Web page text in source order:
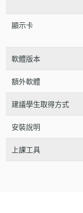
顯示卡
軟體版本
額外軟體
建議學生取得方式
安裝說明
上課工具